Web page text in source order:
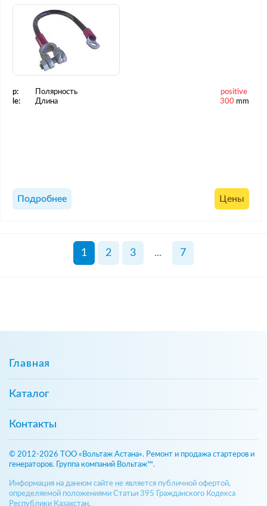
p: Полярность
positive
le:
Длина 300 mm
Подробнее Цены
1 2 3 ... 7
Главная
Каталог
Контакты
© 2012-2026 ТОО «Вольтаж Астана». Ремонт и продажа стартеров и
генераторов. Группа компаний Вольтаж™.
Информация на данном сайте не является публичной офертой,
определяемой положениями Статьи 395 Гражданского Кодекса
Республики Казахстан.